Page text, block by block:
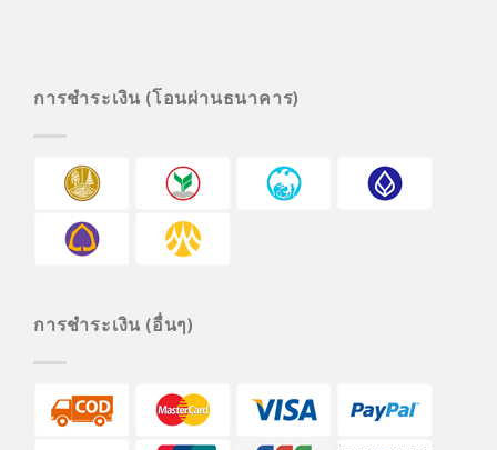
การชำระเงิน (โอนผ่านธนาคาร)
การชำระเงิน (อื่นๆ)